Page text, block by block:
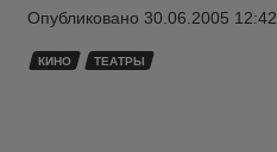
Опубликовано 30.06.2005 12:42
КИНО ТЕАТРЫ